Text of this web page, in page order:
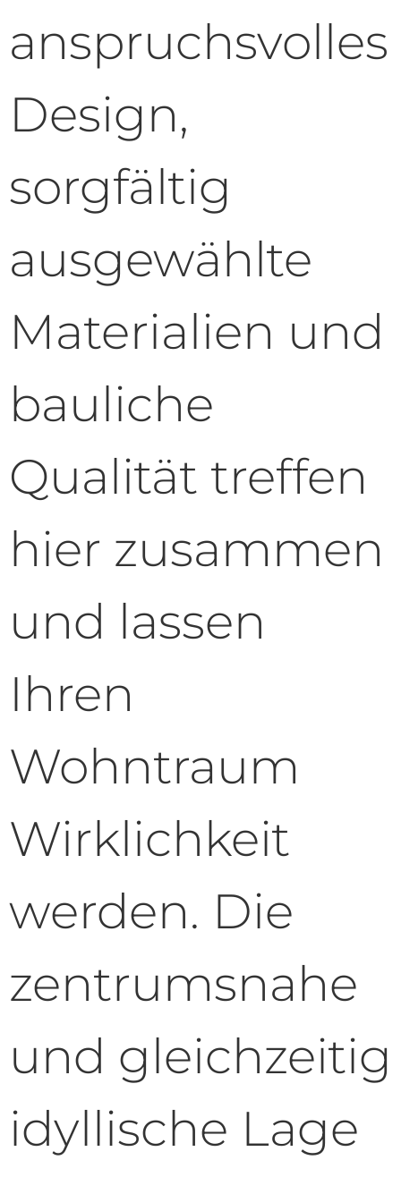
anspruchsvolles
Design,
sorgfältig
ausgewählte
Materialien und
bauliche
Qualität treffen
hier zusammen
und lassen
Ihren
Wohntraum
Wirklichkeit
werden. Die
zentrumsnahe
und gleichzeitig
idyllische Lage